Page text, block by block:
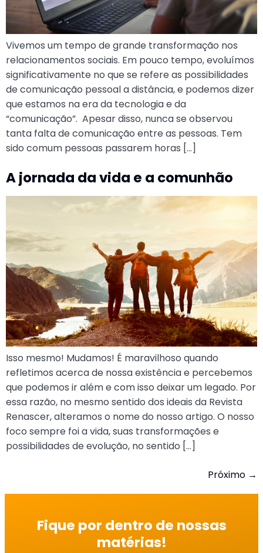
Vivemos um tempo de grande transformação nos
relacionamentos sociais. Em pouco tempo, evoluímos
significativamente no que se refere as possibilidades
de comunicação pessoal a distância, e podemos dizer
que estamos na era da tecnologia e da
“comunicação”. Apesar disso, nunca se observou
tanta falta de comunicação entre as pessoas. Tem
sido comum pessoas passarem horas […]
A jornada da vida e a comunhão
Isso mesmo! Mudamos! É maravilhoso quando
refletimos acerca de nossa existência e percebemos
que podemos ir além e com isso deixar um legado. Por
essa razão, no mesmo sentido dos ideais da Revista
Renascer, alteramos o nome do nosso artigo. O nosso
foco sempre foi a vida, suas transformações e
possibilidades de evolução, no sentido […]
Próximo →
Fique por dentro de nossas
matérias!